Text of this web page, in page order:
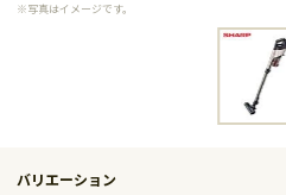
※写真はイメージです。
バリエーション